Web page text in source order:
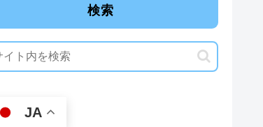
検索
JA